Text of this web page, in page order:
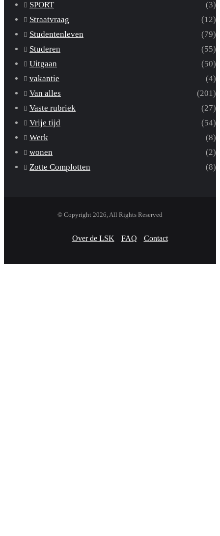
SPORT
(3)
Straatvraag
(12)
Studentenleven
(79)
Studeren
(55)
Uitgaan
(50)
vakantie
(4)
Van alles
(201)
Vaste rubriek
(27)
Vrije tijd
(54)
Werk
(8)
wonen
(2)
Zotte Complotten
(8)
© Copyright 2026, All Rights Reserved
Over de LSK FAQ Contact